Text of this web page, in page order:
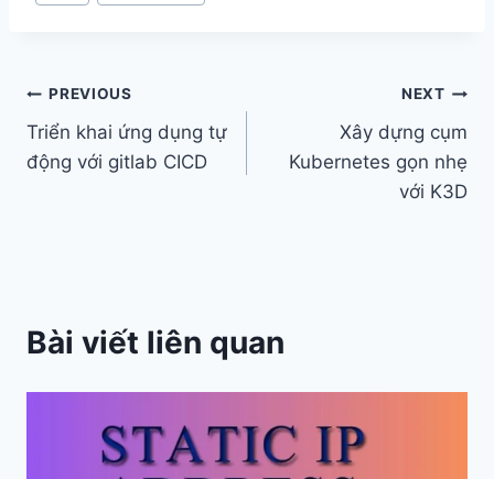
Post
navigation
PREVIOUS
Triển khai ứng dụng tự
động với gitlab CICD
NEXT
Xây dựng cụm
Kubernetes gọn nhẹ
với K3D
Bài viết liên quan